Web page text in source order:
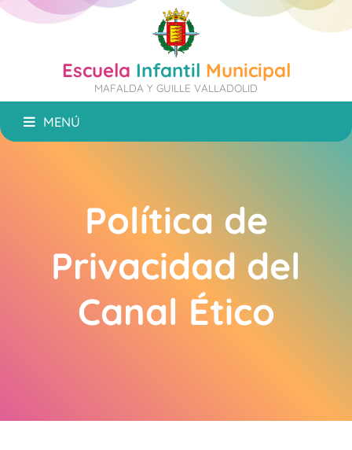
Escuela Infantil Municipal
MAFALDA Y GUILLE VALLADOLID
MENÚ
Política de
Privacidad del
Canal Ético